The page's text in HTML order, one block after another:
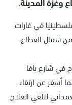
مصادر طبية في غزة، بارتقاء اكثر من 35 فلسطينيا في غارات
من شمال القطاع.
في شارع يافا
أسفر عن ارتقاء
لتلقي العلاج.